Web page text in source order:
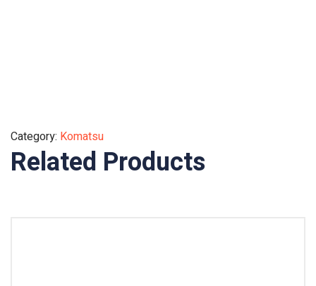
Category: Komatsu
Related Products